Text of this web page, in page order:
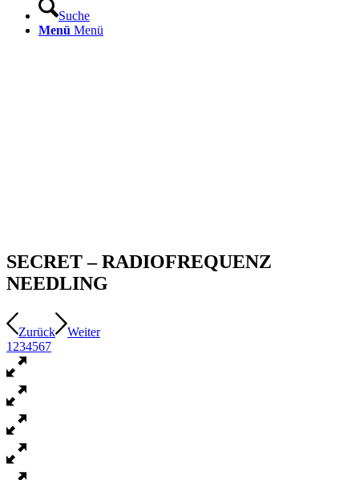
Suche
Menü Menü
SECRET – RADIOFREQUENZ
NEEDLING
Zurück
Weiter
1 234567